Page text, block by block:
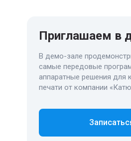
Приглашаем в
В демо-зале
самые передовые
аппаратные решения для
печати от компании